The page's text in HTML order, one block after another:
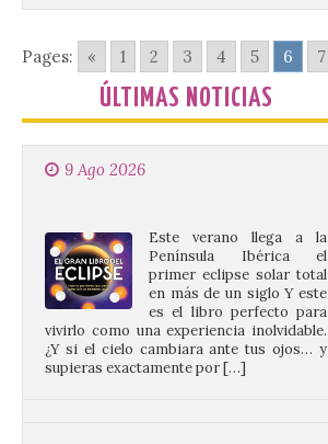
Pages: « 1 2 3 4 5 6 7
ÚLTIMAS NOTICIAS
El gran libro del eclipse
9 Ago 2026
en más de un siglo Y este
es el libro perfecto para
vivirlo como una experiencia inolvidable.
¿Y si el cielo cambiara ante tus ojos… y
supieras exactamente por […]